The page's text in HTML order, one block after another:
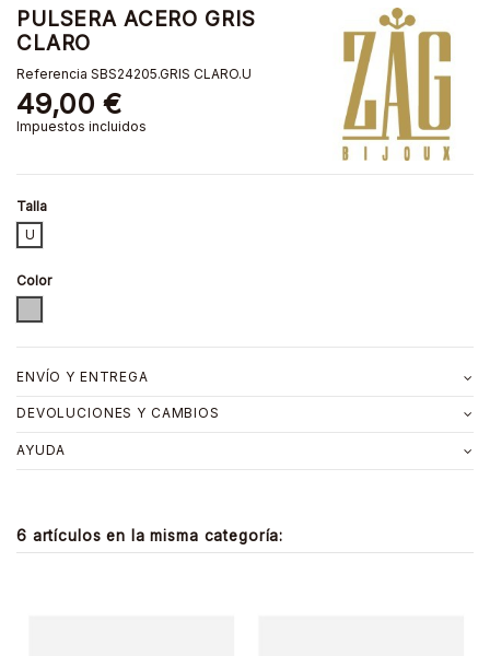
PULSERA ACERO GRIS
CLARO
Referencia SBS24205.GRIS CLARO.U
49,00 €
Impuestos incluidos
Talla
U
Color
ENVÍO Y ENTREGA
DEVOLUCIONES Y CAMBIOS
AYUDA
6 artículos en la misma categoría: